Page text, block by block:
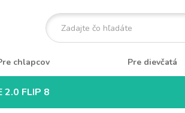
chlapcov Pre dievčatá
2.0 FLIP 8